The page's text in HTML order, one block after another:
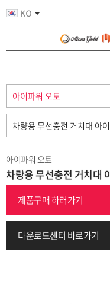
아이파워 오토
차량용 무선충전 거치대
제품구매 하러가기
다운로드센터 바로가기